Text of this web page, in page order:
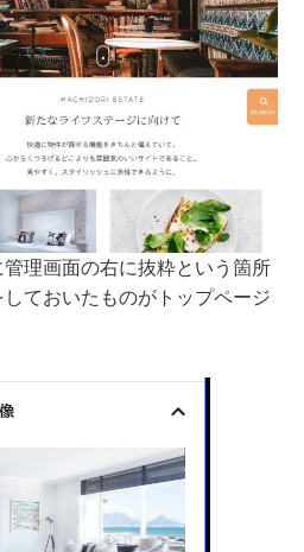
理画面の右に抜粋という箇所
ておいたものがトップページ